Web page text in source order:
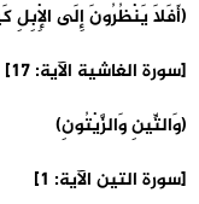
(أَفَلَا يَنْظُرُونَ إِلَى
[سورة الغاشية الآية: 17]
(وَالتِّينِ وَالزَّيْتُونِ)
[سورة التين الآية: 1]